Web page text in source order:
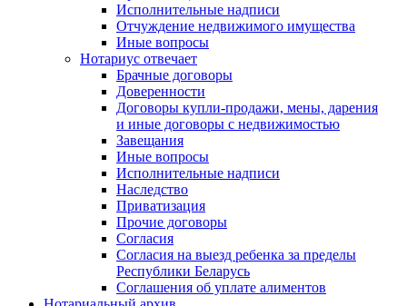
Исполнительные надписи
Отчуждение недвижимого имущества
Иные вопросы
Нотариус отвечает
Брачные договоры
Доверенности
Договоры купли-продажи, мены, дарения
и иные договоры с недвижимостью
Завещания
Иные вопросы
Исполнительные надписи
Наследство
Приватизация
Прочие договоры
Согласия
Согласия на выезд ребенка за пределы
Республики Беларусь
Соглашения об уплате алиментов